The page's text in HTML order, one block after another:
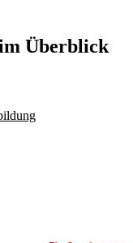
Überblick